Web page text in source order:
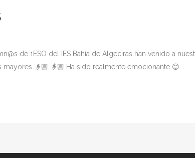
de 1ESO del IES Bahía de Algeciras han venido a
👴🏼 👵🏼 Ha sido realmente emocionante 😊...